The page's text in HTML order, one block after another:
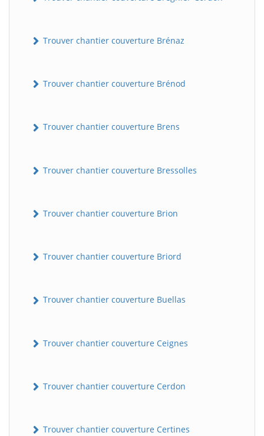
Trouver chantier couverture Brénaz
Trouver chantier couverture Brénod
Trouver chantier couverture Brens
Trouver chantier couverture Bressolles
Trouver chantier couverture Brion
Trouver chantier couverture Briord
Trouver chantier couverture Buellas
Trouver chantier couverture Ceignes
Trouver chantier couverture Cerdon
Trouver chantier couverture Certines